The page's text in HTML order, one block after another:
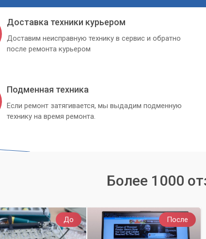
Доставка техники курьером
Доставим неисправную технику в сервис и обратно
после ремонта курьером
Подменная техника
Если ремонт затягивается, мы выдадим подменную
технику на время ремонта.
Более 1000
До После